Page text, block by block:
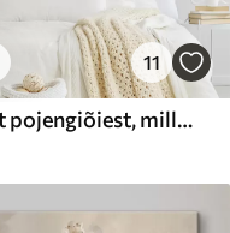
11
Lähivõte valgest pojengiõiest, mille kroonlehtedel on veepiisad, hägusel taustal